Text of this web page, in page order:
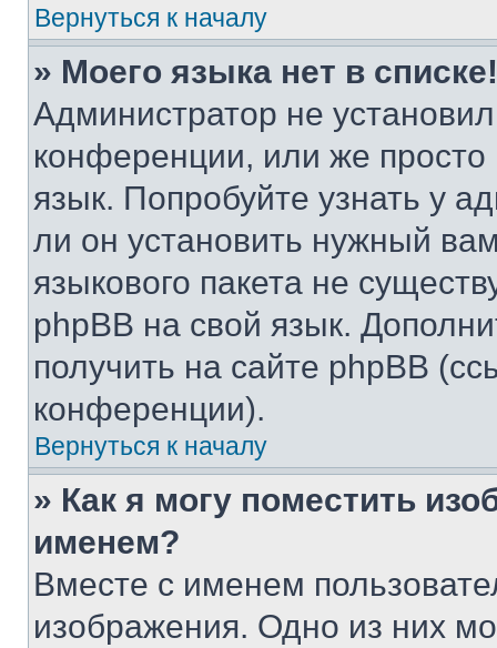
Вернуться к началу
» Моего языка нет в списке!
Администратор не
конференции, или же
язык. Попробуйте узнать у
ли он установить нужный
языкового пакета не
phpBB на свой язык.
получить на сайте phpBB
конференции).
Вернуться к началу
» Как я могу поместить
именем?
Вместе с именем
изображения. Одно из них